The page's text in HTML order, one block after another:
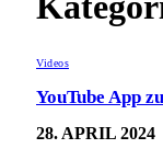
Videos
YouTube App
28. APRIL 2024